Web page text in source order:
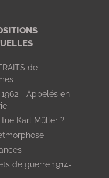
de
- Appelés en
tué Karl Müller ?
de guerre 1914-